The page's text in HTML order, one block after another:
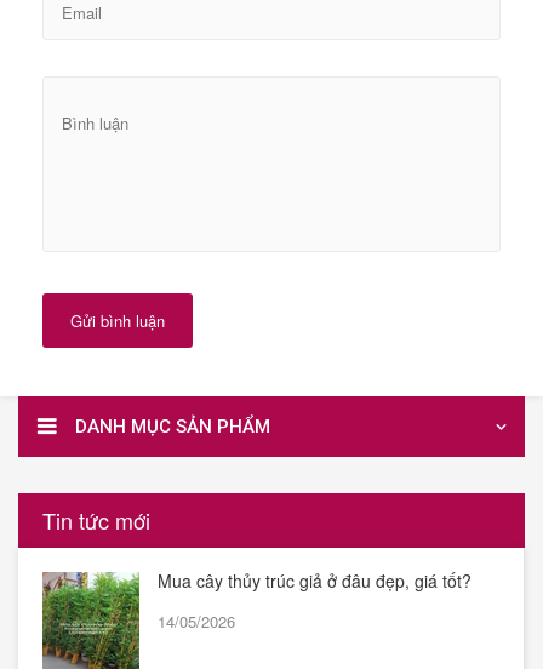
Gửi bình luận
DANH MỤC SẢN PHẨM
Tin tức mới
Mua cây thủy trúc giả ở đâu đẹp, giá tốt?
14/05/2026